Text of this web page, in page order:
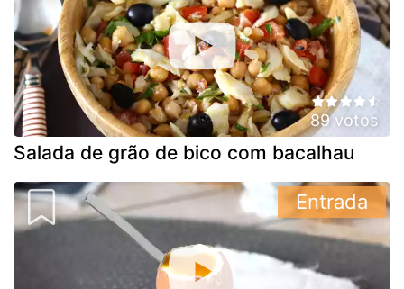
89 votos
Salada de grão de bico com bacalhau
Entrada